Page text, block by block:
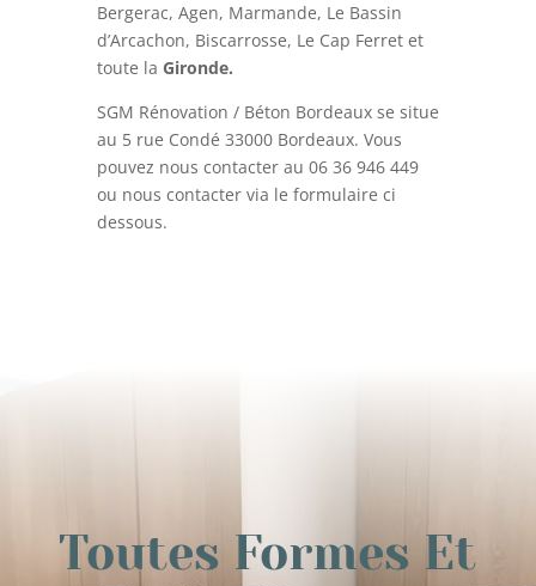
Bergerac, Agen, Marmande, Le Bassin
d’Arcachon, Biscarrosse, Le Cap Ferret et
toute la Gironde.
SGM Rénovation / Béton Bordeaux se situe
au 5 rue Condé 33000 Bordeaux. Vous
pouvez nous contacter au 06 36 946 449
ou nous contacter via le formulaire ci
dessous.
Toutes Formes Et